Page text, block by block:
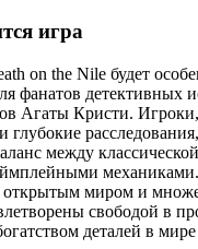
игра
on the Nile будет
фанатов детективных
Агаты Кристи.
глубокие
между
механиками.
открытым миром и
свободой в
деталей в